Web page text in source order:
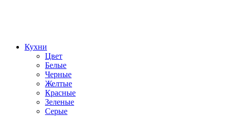
Кухни
Цвет
Белые
Черные
Желтые
Красные
Зеленые
Серые